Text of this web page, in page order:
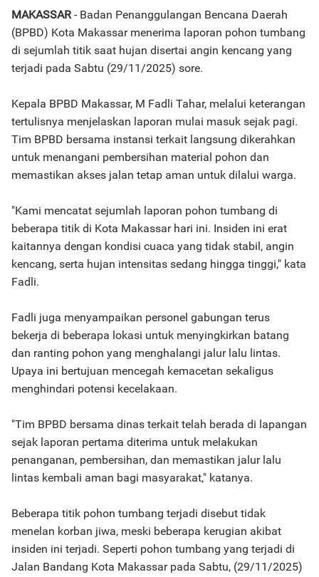
MAKASSAR- Badan Penanggulangan Bencana Daerah
(BPBD) Kota Makassar menerima laporan pohon tumbang
di sejumlah titik saat hujan disertai angin kencang yang
terjadi pada Sabtu (29/11/2025) sore.
Kepala BPBD Makassar, M Fadli Tahar, melalui keterangan
tertulisnya menjelaskan laporan mulai masuk sejak pagi.
Tim BPBD bersama instansi terkait langsung dikerahkan
untuk menangani pembersihan material pohon dan
memastikan akses jalan tetap aman untuk dilalui warga.
"Kami mencatat sejumlah laporan pohon tumbang di
beberapa titik di Kota Makassar hari ini. Insiden ini erat
kaitannya dengan kondisi cuaca yang tidak stabil, angin
kencang, serta hujan intensitas sedang hingga tinggi," kata
Fadli.
Fadli juga menyampaikan personel gabungan terus
bekerja di beberapa lokasi untuk menyingkirkan batang
dan ranting pohon yang menghalangi jalur lalu lintas.
Upaya ini bertujuan mencegah kemacetan sekaligus
menghindari potensi kecelakaan.
"Tim BPBD bersama dinas terkait telah berada di lapangan
sejak laporan pertama diterima untuk melakukan
penanganan, pembersihan, dan memastikan jalur lalu
lintas kembali aman bagi masyarakat," katanya.
Beberapa titik pohon tumbang terjadi disebut tidak
menelan korban jiwa, meski beberapa kerugian akibat
insiden ini terjadi. Seperti pohon tumbang yang terjadi di
Jalan Bandang Kota Makassar pada Sabtu, (29/11/2025)